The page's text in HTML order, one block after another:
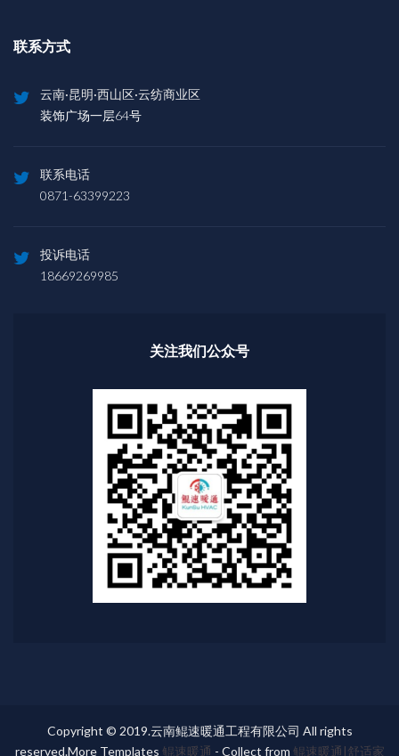
联系方式
云南·昆明·西山区·云纺商业区
装饰广场一层64号
联系电话
0871-63399223
投诉电话
18669269985
关注我们公众号
Copyright © 2019.云南鲲速暖通工程有限公司 All rights
reserved.More Templates 鲲速暖通 - Collect from 鲲速暖通|舒适家